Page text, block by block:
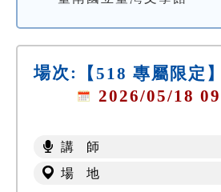
場次:
【518 專屬限定
2026/05/18
講 師
場 地